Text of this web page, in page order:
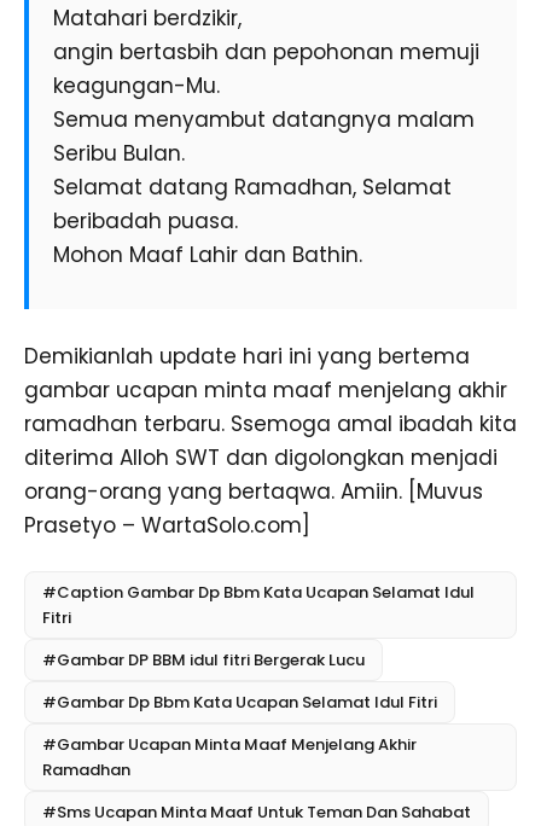
Matahari berdzikir,
angin bertasbih dan pepohonan memuji
keagungan-Mu.
Semua menyambut datangnya malam
Seribu Bulan.
Selamat datang Ramadhan, Selamat
beribadah puasa.
Mohon Maaf Lahir dan Bathin.
Demikianlah update hari ini yang bertema
gambar ucapan minta maaf menjelang akhir
ramadhan terbaru. Ssemoga amal ibadah kita
diterima Alloh SWT dan digolongkan menjadi
orang-orang yang bertaqwa. Amiin. [Muvus
Prasetyo – WartaSolo.com]
#Caption Gambar Dp Bbm Kata Ucapan Selamat Idul
Fitri
#Gambar DP BBM idul fitri Bergerak Lucu
#Gambar Dp Bbm Kata Ucapan Selamat Idul Fitri
#Gambar Ucapan Minta Maaf Menjelang Akhir
Ramadhan
#Sms Ucapan Minta Maaf Untuk Teman Dan Sahabat